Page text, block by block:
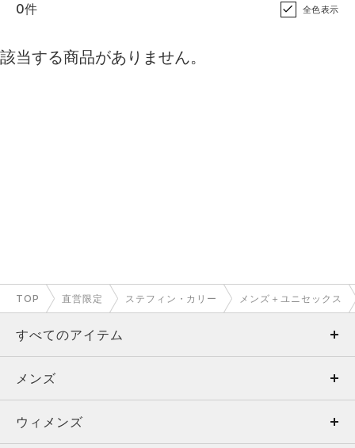
0件 全色表示
該当する商品がありません。
TOP 直営限定 ステフィン・カリー メンズ＋ユニセックス
すべてのアイテム
メンズ
ウィメンズ
メンズ
トップス
ウィメンズ